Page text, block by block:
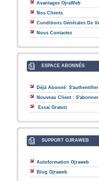
Avantages OjraWeb
Nos Clients
Conditions Générales De
Nous Contactez
ESPACE ABONNÉS
Déjà Abonné: S'authentifier
Nouveau Client : S'abonner
Essai Gratuit
SUPPORT OJRAWEB
Autoformation Ojraweb
Blog Ojraweb